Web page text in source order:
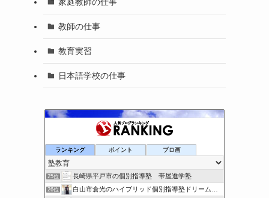
教師の仕事
教育実習
日本語学校の仕事
ランキング ポイント ブロ画
23位 ゴロ合わせ日本史年表・ゴロ史のライセンス
24位
25位 長崎県平戸市の個別指導塾 帯屋進学塾
26位 白山市倉光のハイブリッド個別指導塾ドリームアシスト白山教室…